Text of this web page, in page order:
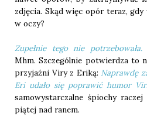
zdjęcia. Skąd więc opór teraz,
w oczy?
Zupełnie tego nie potrzebowała.
Mhm. Szczególnie potwierdza to
przyjaźni Viry z Eriką: Naprawdę
Eri udało się poprawić humor
samowystarczalne śpiochy
piątej nad ranem.